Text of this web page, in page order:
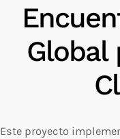
Global
Este proyecto